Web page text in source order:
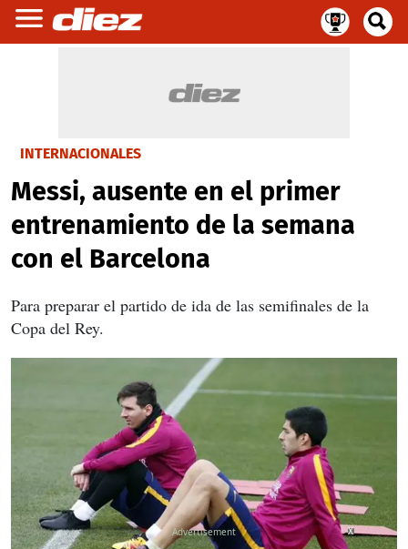
INTERNACIONALES
Messi, ausente en el primer
entrenamiento de la semana
con el Barcelona
Para preparar el partido de ida de las semifinales de la
Copa del Rey.
X